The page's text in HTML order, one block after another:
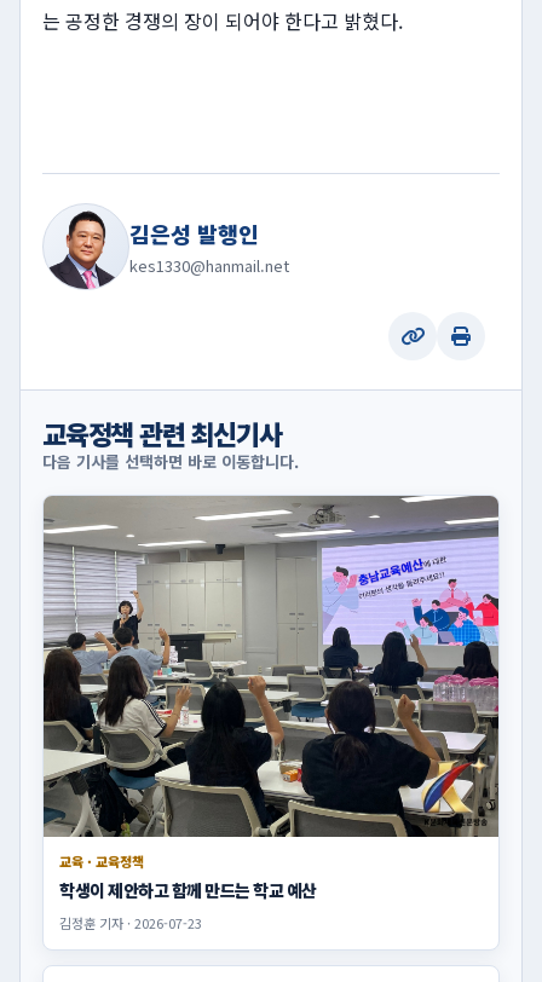
는 공정한 경쟁의 장이 되어야 한다고 밝혔다.
김은성 발행인
kes1330@hanmail.net
교육정책 관련 최신기사
다음 기사를 선택하면 바로 이동합니다.
교육 · 교육정책
학생이 제안하고 함께 만드는 학교 예산
김정훈 기자 · 2026-07-23